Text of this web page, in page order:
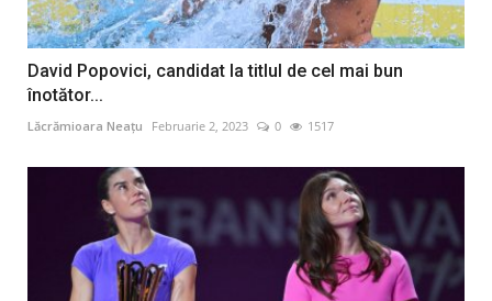
David Popovici, candidat la titlul de cel mai bun
înotător...
Lăcrămioara Neațu Februarie 2, 2023 0 1517